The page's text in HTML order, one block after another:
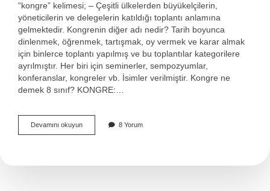
“kongre” kelimesi; – Çeşitli ülkelerden büyükelçilerin,
yöneticilerin ve delegelerin katıldığı toplantı anlamına
gelmektedir. Kongrenin diğer adı nedir? Tarih boyunca
dinlenmek, öğrenmek, tartışmak, oy vermek ve karar almak
için binlerce toplantı yapılmış ve bu toplantılar kategorilere
ayrılmıştır. Her biri için seminerler, sempozyumlar,
konferanslar, kongreler vb. İsimler verilmiştir. Kongre ne
demek 8 sınıf? KONGRE:…
Devamını okuyunKongrenin
Sözlük
8 Yorum